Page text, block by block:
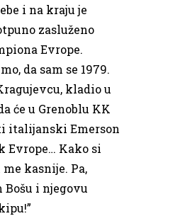
i na kraju je
zasluženo
Evrope.
da sam se 1979.
kladio u
će u Grenoblu KK
italijanski Emerson
Evrope… Kako si
kasnije. Pa,
Bošu i njegovu